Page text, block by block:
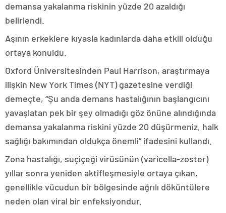
demansa yakalanma riskinin yüzde 20 azaldığı
belirlendi.
Aşının erkeklere kıyasla kadınlarda daha etkili olduğu
ortaya konuldu.
Oxford Üniversitesinden Paul Harrison, araştırmaya
ilişkin New York Times (NYT) gazetesine verdiği
demeçte, “Şu anda demans hastalığının başlangıcını
yavaşlatan pek bir şey olmadığı göz önüne alındığında
demansa yakalanma riskini yüzde 20 düşürmeniz, halk
sağlığı bakımından oldukça önemli” ifadesini kullandı.
Zona hastalığı, suçiçeği virüsünün (varicella-zoster)
yıllar sonra yeniden aktifleşmesiyle ortaya çıkan,
genellikle vücudun bir bölgesinde ağrılı döküntülere
neden olan viral bir enfeksiyondur.